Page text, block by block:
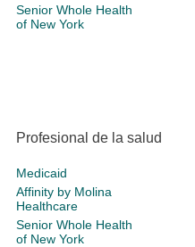
Senior Whole Health
of New York
Profesional de la salud
Medicaid
Affinity by Molina
Healthcare
Senior Whole Health
of New York